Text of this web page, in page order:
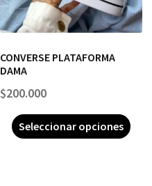
CONVERSE PLATAFORMA
DAMA
$200.000
Seleccionar opciones